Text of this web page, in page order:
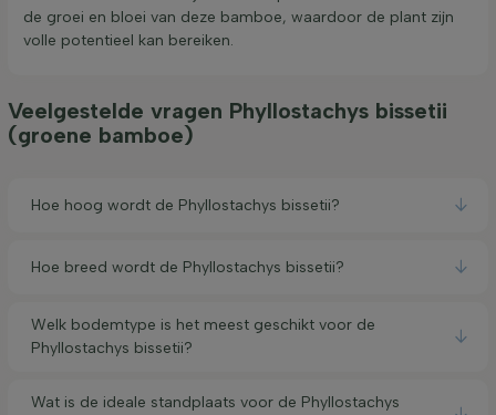
de groei en bloei van deze bamboe, waardoor de plant zijn
volle potentieel kan bereiken.
Veelgestelde vragen Phyllostachys bissetii
(groene bamboe)
Hoe hoog wordt de Phyllostachys bissetii?
Hoe breed wordt de Phyllostachys bissetii?
Welk bodemtype is het meest geschikt voor de
Phyllostachys bissetii?
Wat is de ideale standplaats voor de Phyllostachys